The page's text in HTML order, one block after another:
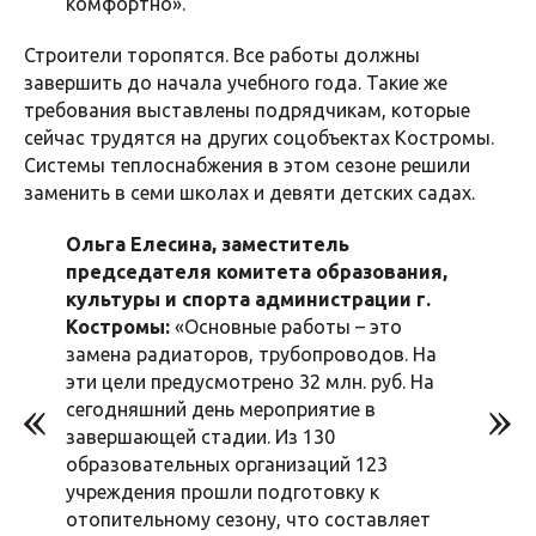
Строители торопятся. Все работы должны
завершить до начала учебного года. Такие же
требования выставлены подрядчикам, которые
сейчас трудятся на других соцобъектах Костромы.
Системы теплоснабжения в этом сезоне решили
заменить в семи школах и девяти детских садах.
Ольга Елесина, заместитель
председателя комитета образования,
культуры и спорта администрации г.
Костромы: «Основные работы – это
замена радиаторов, трубопроводов. На
эти цели предусмотрено 32 млн. руб. На
сегодняшний день мероприятие в
завершающей стадии. Из 130
образовательных организаций 123
учреждения прошли подготовку к
отопительному сезону, что составляет